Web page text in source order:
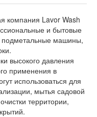
компания Lavor Wash
и бытовые
подметальные машины,
высокого давления
применения в
использоваться для
мытья садовой
территории,